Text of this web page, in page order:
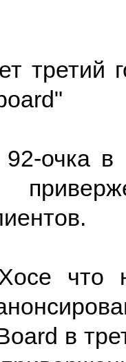
третий
очка в
что
в